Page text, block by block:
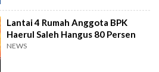
Lantai 4 Rumah Anggota BPK
Haerul Saleh Hangus 80 Persen
NEWS